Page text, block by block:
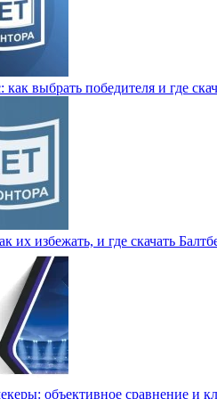
выбрать победителя и где
их избежать, и где скачать
объективное сравнение и